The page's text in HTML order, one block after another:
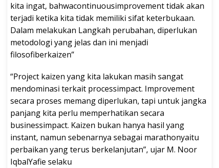
kita ingat, bahwacontinuousimprovement tidak akan
terjadi ketika kita tidak memiliki sifat keterbukaan.
Dalam melakukan Langkah perubahan, diperlukan
metodologi yang jelas dan ini menjadi
filosofiberkaizen”
“Project kaizen yang kita lakukan masih sangat
mendominasi terkait processimpact. Improvement
secara proses memang diperlukan, tapi untuk jangka
panjang kita perlu memperhatikan secara
businessimpact. Kaizen bukan hanya hasil yang
instant, namun sebenarnya sebagai marathonyaitu
perbaikan yang terus berkelanjutan”, ujar M. Noor
IqbalYafie selaku